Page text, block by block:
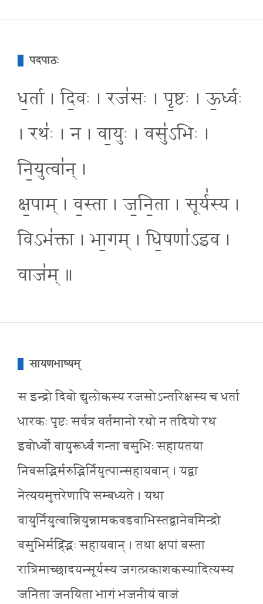
पदपाठः
ध॒र्ता । दि॒वः । रज॑सः । पृ॒ष्टः । ऊ॒र्ध्वः
। रथः॑ । न । वा॒युः । वसु॑ऽभिः ।
नि॒युत्वा॑न् ।
क्ष॒पाम् । व॒स्ता । ज॒नि॒ता । सूर्य॑स्य ।
विऽभ॑क्ता । भा॒गम् । धि॒षणा॑ऽइव ।
वाज॑म् ॥
सायणभाष्यम्
स इन्द्रो दिवो द्युलोकस्य रजसोऽन्तरिक्षस्य च धर्ता
धारकः पृष्टः सर्वत्र वर्तमानो रथो न तदियो रथ
इवोर्ध्वो वायुरूर्ध्वं गन्ता वसुभिः सहायतया
निवसद्भिर्मरुद्भिर्नियुत्पान्सहायवान् । यद्वा
नेत्ययमुत्तरेणापि सम्बध्यते । यथा
वायुर्नियुत्वान्नियुन्नामकवडवाभिस्तद्वानेवमिन्द्रो
वसुभिर्मद्र्द्भिः सहायवान् । तथा क्षपां वस्ता
रात्रिमाच्छादयन्सूर्यस्य जगत्प्रकाशकस्यादित्यस्य
जनिता जनयिता भागं भजनीयं वाजं